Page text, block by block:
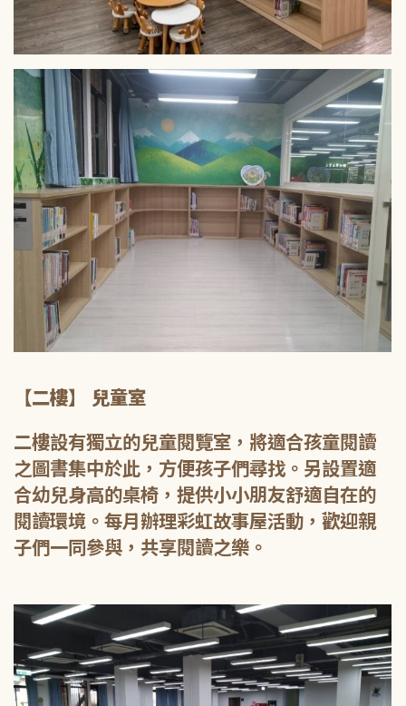
【二樓】 兒童室
二樓設有獨立的兒童閱覽室，將適合孩童閱讀
之圖書集中於此，方便孩子們尋找。另設置適
合幼兒身高的桌椅，提供小小朋友舒適自在的
閱讀環境。每月辦理彩虹故事屋活動，歡迎親
子們一同參與，共享閱讀之樂。